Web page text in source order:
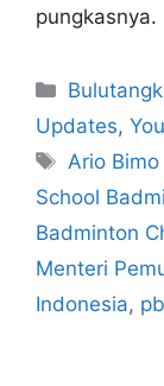
pungkasnya.
Updates,
Ario
School
Badminton
Menteri
Indonesia,